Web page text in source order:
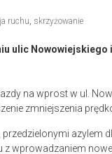
ruchu, skrzyżowanie
ulic Nowowiejskiego
na wprost w ul.
zmniejszenia
azylem
z wprowadzaniem